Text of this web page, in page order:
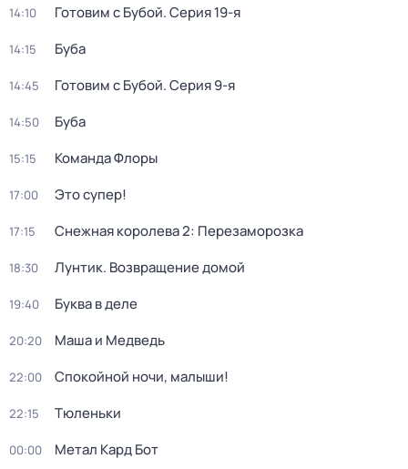
14:10 Готовим с Бубой. Серия 19-я
14:15 Буба
14:45 Готовим с Бубой. Серия 9-я
14:50 Буба
15:15 Команда Флоры
17:00 Это супер!
17:15 Снежная королева 2: Перезаморозка
18:30 Лунтик. Возвращение домой
19:40 Буква в деле
20:20 Маша и Медведь
22:00 Спокойной ночи, малыши!
22:15 Тюленьки
00:00 Метал Кард Бот